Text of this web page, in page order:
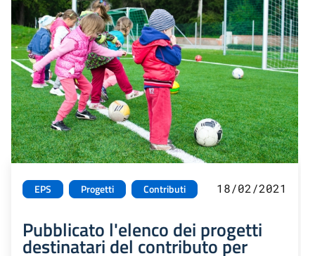
EPS Progetti Contributi 18/02/2021
Pubblicato l'elenco dei progetti
destinatari del contributo per